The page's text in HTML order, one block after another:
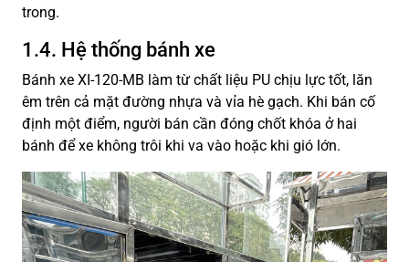
trong.
1.4. Hệ thống bánh xe
Bánh xe XI-120-MB làm từ chất liệu PU chịu lực tốt, lăn
êm trên cả mặt đường nhựa và vỉa hè gạch. Khi bán cố
định một điểm, người bán cần đóng chốt khóa ở hai
bánh để xe không trôi khi va vào hoặc khi gió lớn.